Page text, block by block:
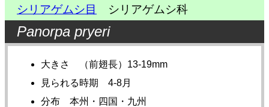
シリアゲムシ目 シリアゲムシ科
Panorpa pryeri
大きさ （前翅長）13-19mm
見られる時期 4-8月
分布 本州・四国・九州